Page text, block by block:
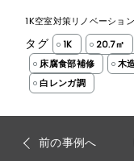
1K空室対策リノベーショ
タグ 1K 20.7㎡
床腐食部補修
木
白レンガ調
前の事例へ